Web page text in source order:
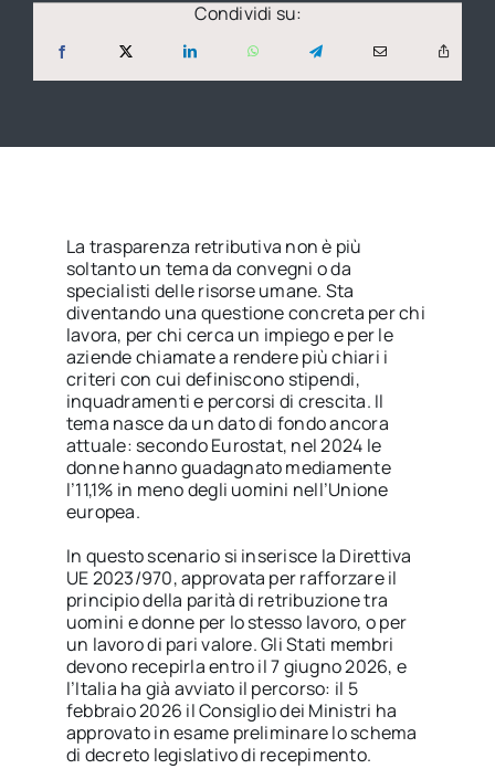
Condividi su:
La trasparenza retributiva non è più
soltanto un tema da convegni o da
specialisti delle risorse umane. Sta
diventando una questione concreta per chi
lavora, per chi cerca un impiego e per le
aziende chiamate a rendere più chiari i
criteri con cui definiscono stipendi,
inquadramenti e percorsi di crescita. Il
tema nasce da un dato di fondo ancora
attuale: secondo Eurostat, nel 2024 le
donne hanno guadagnato mediamente
l’11,1% in meno degli uomini nell’Unione
europea.
In questo scenario si inserisce la Direttiva
UE 2023/970, approvata per rafforzare il
principio della parità di retribuzione tra
uomini e donne per lo stesso lavoro, o per
un lavoro di pari valore. Gli Stati membri
devono recepirla entro il 7 giugno 2026, e
l’Italia ha già avviato il percorso: il 5
febbraio 2026 il Consiglio dei Ministri ha
approvato in esame preliminare lo schema
di decreto legislativo di recepimento.